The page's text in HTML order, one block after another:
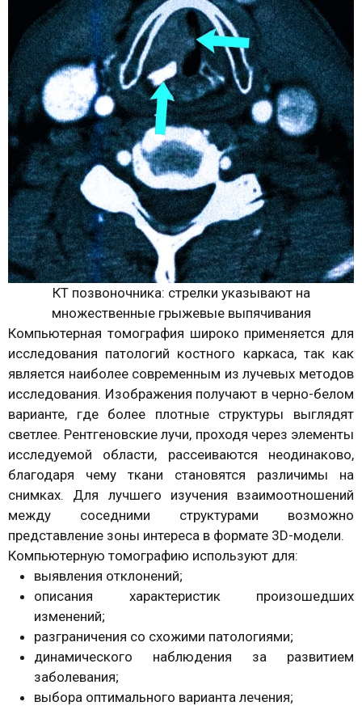
КТ позвоночника: стрелки указывают на
множественные грыжевые выпячивания
Компьютерная томография широко применяется для
исследования патологий костного каркаса, так как
является наиболее современным из лучевых методов
исследования. Изображения получают в черно-белом
варианте, где более плотные структуры выглядят
светлее. Рентгеновские лучи, проходя через элементы
исследуемой области, рассеиваются неодинаково,
благодаря чему ткани становятся различимы на
снимках. Для лучшего изучения взаимоотношений
между соседними структурами возможно
представление зоны интереса в формате 3D-модели.
Компьютерную томографию используют для:
выявления отклонений;
описания характеристик произошедших
изменений;
разграничения со схожими патологиями;
динамического наблюдения за развитием
заболевания;
выбора оптимального варианта лечения;